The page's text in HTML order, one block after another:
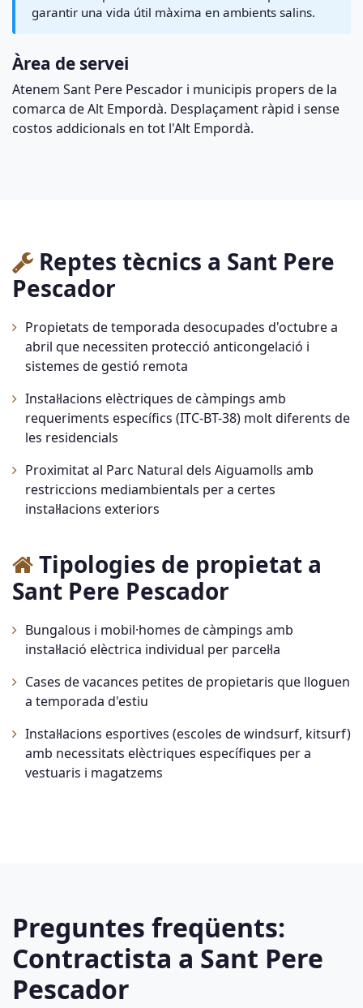
garantir una vida útil màxima en ambients salins.
Àrea de servei
Atenem Sant Pere Pescador i municipis propers de la
comarca de Alt Empordà. Desplaçament ràpid i sense
costos addicionals en tot l'Alt Empordà.
Reptes tècnics a Sant Pere
Pescador
Propietats de temporada desocupades d'octubre a
abril que necessiten protecció anticongelació i
sistemes de gestió remota
Instal·lacions elèctriques de càmpings amb
requeriments específics (ITC-BT-38) molt diferents de
les residencials
Proximitat al Parc Natural dels Aiguamolls amb
restriccions mediambientals per a certes
instal·lacions exteriors
Tipologies de propietat a
Sant Pere Pescador
Bungalous i mobil·homes de càmpings amb
instal·lació elèctrica individual per parcel·la
Cases de vacances petites de propietaris que lloguen
a temporada d'estiu
Instal·lacions esportives (escoles de windsurf, kitsurf)
amb necessitats elèctriques específiques per a
vestuaris i magatzems
Preguntes freqüents:
Contractista a Sant Pere
Pescador